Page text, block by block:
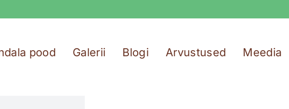
pood Galerii Blogi Arvustused Meedia